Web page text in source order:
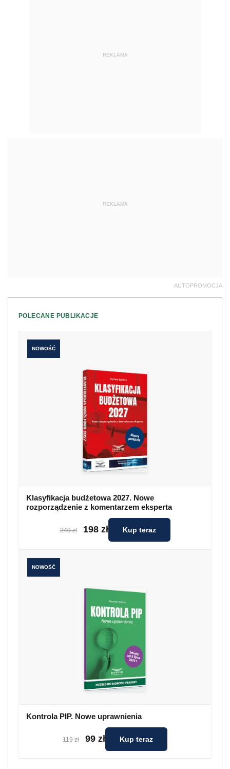
REKLAMA
REKLAMA
AUTOPROMOCJA
POLECANE PUBLIKACJE
NOWOŚĆ
Klasyfikacja budżetowa 2027. Nowe
rozporządzenie z komentarzem eksperta
249 zł 198 zł Kup teraz
NOWOŚĆ
Kontrola PIP. Nowe uprawnienia
119 zł 99 zł Kup teraz